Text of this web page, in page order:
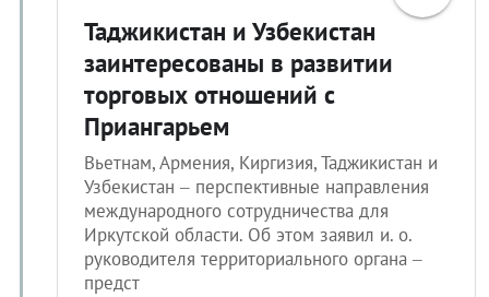
Таджикистан и Узбекистан
заинтересованы в развитии
торговых отношений с
Приангарьем
Вьетнам, Армения, Киргизия, Таджикистан и
Узбекистан – перспективные направления
международного сотрудничества для
Иркутской области. Об этом заявил и. о.
руководителя территориального органа –
предст